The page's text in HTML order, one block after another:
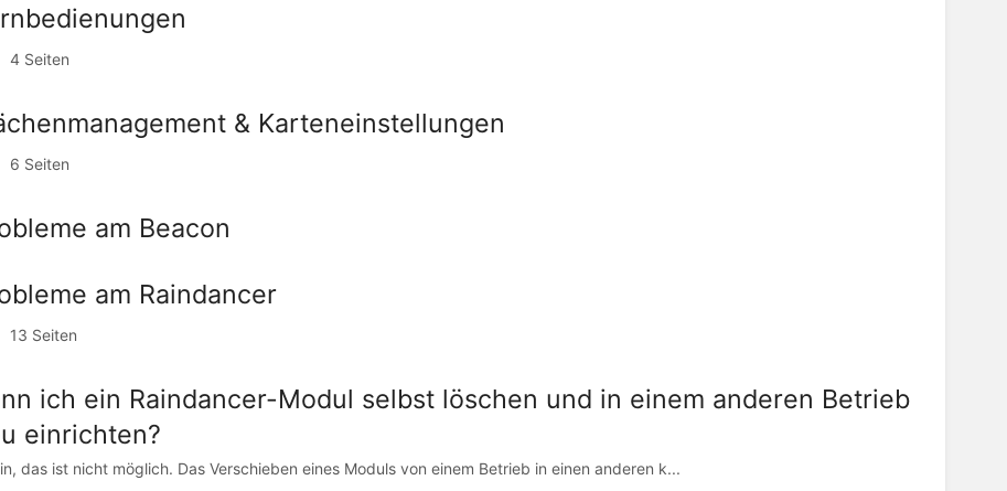
4 Seiten
& Karteneinstellungen
6 Seiten
am Beacon
am Raindancer
13 Seiten
ich ein Raindancer-Modul selbst löschen und in einem anderen Betrieb
einrichten?
das ist nicht möglich. Das Verschieben eines Moduls von einem Betrieb in einen anderen k...